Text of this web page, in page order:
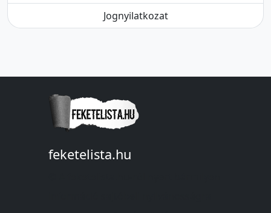
Jognyilatkozat
feketelista.hu